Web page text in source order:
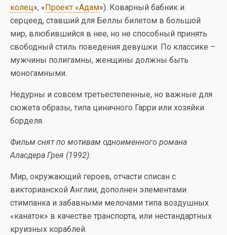
колец», « Проект «Адам»). Коварный бабник и
серцеед, ставший для Беллы билетом в большой
мир, влюбившийся в нее, но не способный принять
свободный стиль поведения девушки. По классике –
мужчины полигамны, женщины должны быть
моногамными.
Недурны и совсем третьестепенные, но важные для
сюжета образы, типа циничного Гарри или хозяйки
борделя.
Фильм снят по мотивам одноименного романа
Аласдера Грея (1992).
Мир, окружающий героев, отчасти списан с
викторианской Англии, дополнен элементами
стимпанка и забавными мелочами типа воздушных
«канаток» в качестве транспорта, или нестандартных
круизных кораблей.